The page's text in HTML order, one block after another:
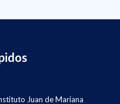
Juan de Mariana